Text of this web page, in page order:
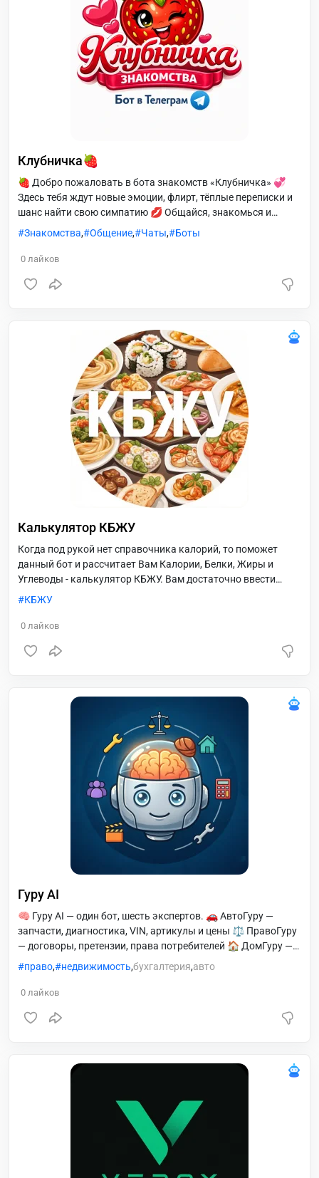
Клубничка🍓
🍓 Добро пожаловать в бота знакомств «Клубничка» 💞
Здесь тебя ждут новые эмоции, флирт, тёплые переписки и
шанс найти свою симпатию 💋 Общайся, знакомься и
наслаждайся каждым моментом 💌✨
Знакомства, Общение, Чаты, Боты
0 лайков
Калькулятор КБЖУ
Когда под рукой нет справочника калорий, то поможет
данный бот и рассчитает Вам Калории, Белки, Жиры и
Углеводы - калькулятор КБЖУ. Вам достаточно ввести
текстом блюдо, его вес и состав, либо просто
Вас через несколько секунд!
КБЖУ
0 лайков
Гуру AI
🧠 Гуру AI — один бот, шесть экспертов. 🚗 АвтоГуру —
запчасти, диагностика, VIN, артикулы и цены ⚖️ ПравоГуру
— договоры, претензии, права потребителей 🏠 ДомГуру —
оценка, ипотека, проверка квартиры 📊 БизГуру — налоги
УСН, взносы, отчётность для ИП 🎬 МедиаГуру — посты,
сценарии, контент-планы 👥 HRГуру — вакансии,
⭐ Pro — 50/день + «Моё авто» (500 ₽/мес) 💼 Business —
право, недвижимость,бухгалтерия,авто
0 лайков